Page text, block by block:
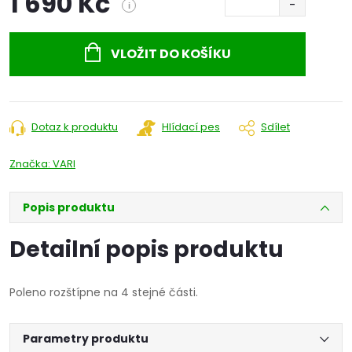
i
VLOŽIT DO KOŠÍKU
Dotaz k produktu Hlídací pes Sdílet
Značka: VARI
Popis produktu
Detailní popis produktu
Poleno rozštípne na 4 stejné části.
Parametry produktu